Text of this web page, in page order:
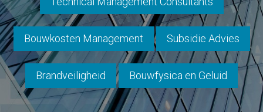
PROJECTEN
OVER M3E
NIEUWS
Bouwkosten Management Subsidie Advies
Brandveiligheid Bouwfysica en Geluid